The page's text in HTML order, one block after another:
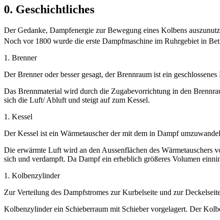
0. Geschichtliches
Der Gedanke, Dampfenergie zur Bewegung eines Kolbens
Noch vor 1800 wurde die erste Dampfmaschine im Ruhrgebiet in
1. Brenner
Der Brenner oder besser gesagt, der Brennraum ist ein
Das Brennmaterial wird durch die Zugabevorrichtung in den
sich die Luft/ Abluft und steigt auf zum Kessel.
1. Kessel
Der Kessel ist ein Wärmetauscher der mit dem in Dampf
Die erwärmte Luft wird an den Aussenflächen des Wärmetauschers
sich und verdampft. Da Dampf ein erheblich größeres Volumen
1. Kolbenzylinder
Zur Verteilung des Dampfstromes zur Kurbelseite und zur
Kolbenzylinder ein Schieberraum mit Schieber vorgelagert. Der